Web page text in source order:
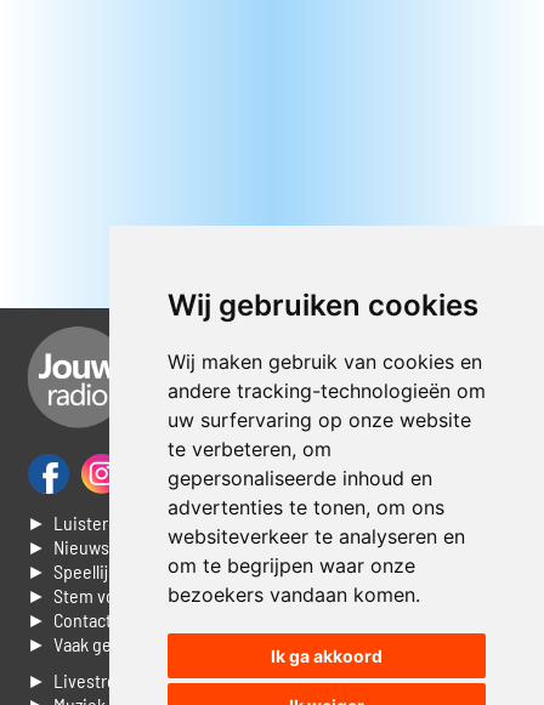
Wij gebruiken cookies
Wij maken gebruik van cookies en
andere tracking-technologieën om
uw surfervaring op onze website
te verbeteren, om
gepersonaliseerde inhoud en
advertenties te tonen, om ons
websiteverkeer te analyseren en
om te begrijpen waar onze
bezoekers vandaan komen.
Ik ga akkoord
► Luisteren naar Jouwradio
► Nieuws
► Speellijst
► Stem voor de Dag top 3
► Contacteer ons
► Vaak gestelde vragen
► Livestream informatie